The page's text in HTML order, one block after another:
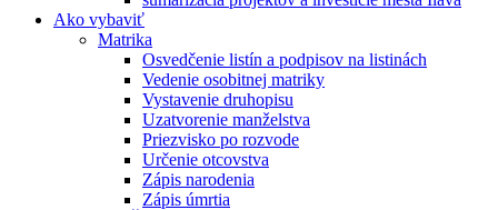
Ako vybaviť
Matrika
Osvedčenie listín a podpisov na listinách
Vedenie osobitnej matriky
Vystavenie druhopisu
Uzatvorenie manželstva
Priezvisko po rozvode
Určenie otcovstva
Zápis narodenia
Zápis úmrtia